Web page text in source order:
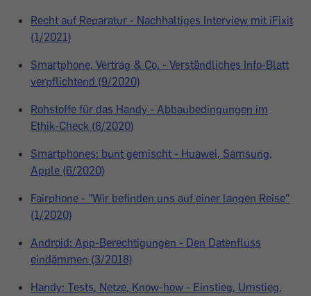
Recht auf Reparatur - Nachhaltiges Interview mit iFixit
(1/2021)
Smartphone, Vertrag & Co. - Verständliches Info-Blatt
verpflichtend (9/2020)
Rohstoffe für das Handy - Abbaubedingungen im
Ethik-Check (6/2020)
Smartphones: bunt gemischt - Huawei, Samsung,
Apple (6/2020)
Fairphone - "Wir befinden uns auf einer langen Reise"
(1/2020)
Android: App-Berechtigungen - Den Datenfluss
eindämmen (3/2018)
Handy: Tests, Netze, Know-how - Einstieg, Umstieg,